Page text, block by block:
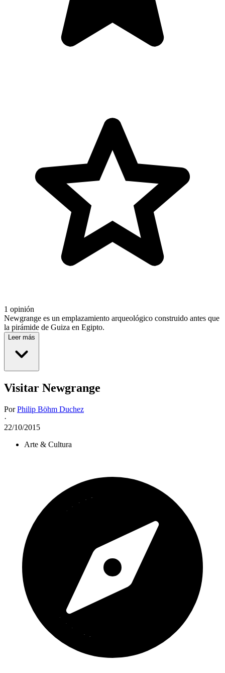
1 opinión
Newgrange es un emplazamiento arqueológico construido antes que
la pirámide de Guiza en Egipto.
Leer más
Visitar Newgrange
PorPhilip Böhm Duchez
·
22/10/2015
Arte & Cultura